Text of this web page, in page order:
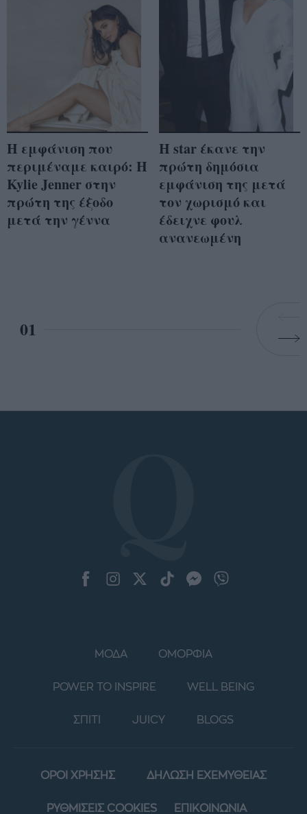
Η εμφάνιση που
περιμέναμε καιρό: Η
Kylie Jenner στην
πρώτη της έξοδο
μετά την γέννα
Η star έκανε την
πρώτη δημόσια
εμφάνιση της μετά
τον χωρισμό και
έδειχνε φουλ
ανανεωμένη
01
ΜΟΔΑ ΟΜΟΡΦΙΑ
POWER TO INSPIRE WELL BEING
ΣΠΙΤΙ JUICY BLOGS
ΟΡΟΙ ΧΡΗΣΗΣ ΔΗΛΩΣΗ ΕΧΕΜΥΘΕΙΑΣ
ΡΥΘΜΙΣΕΙΣ COOKIES ΕΠΙΚΟΙΝΩΝΙΑ